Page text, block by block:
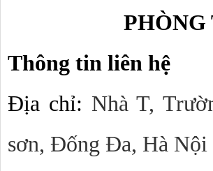
Thông tin liên hệ
Địa chỉ: Nhà T,
sơn, Đống Đa, Hà Nội